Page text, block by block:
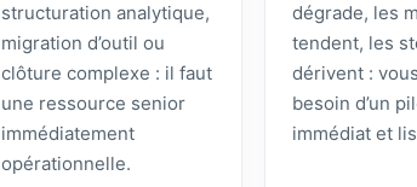
structuration analytique,
migration d’outil ou
clôture complexe : il faut
une ressource senior
immédiatement
opérationnelle.
dégrade, les
tendent, les
dérivent :
besoin d’un
immédiat et